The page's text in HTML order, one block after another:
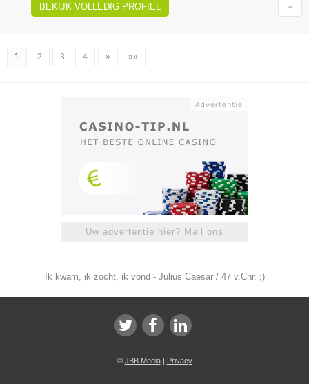
BEKIJK VOLLEDIG PROFIEL
1 2 3 4 » »»
Uw advertentie hier? Mail ons
Ik kwam, ik zocht, ik vond - Julius Caesar / 47 v.Chr. ;)
© JBB Media| Privacy